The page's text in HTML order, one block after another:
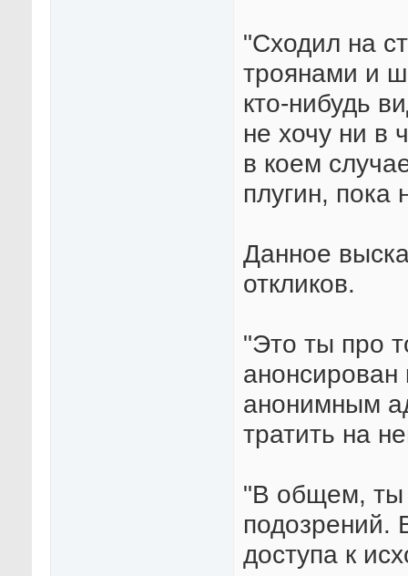
"Сходил на
троянами и
кто-нибудь
не хочу ни в
в коем
плугин, пока
Данное
откликов.
"Это ты про
анонсирован
анонимным
тратить на
"В общем, ты
подозрений.
доступа к